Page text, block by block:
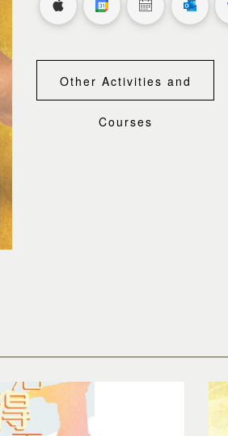
Other Activities and
Courses